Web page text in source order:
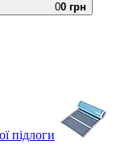
00 грн
підлоги